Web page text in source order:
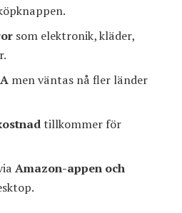
som elektronik, kläder,
men väntas nå fler länder
tillkommer för
Amazon-appen och